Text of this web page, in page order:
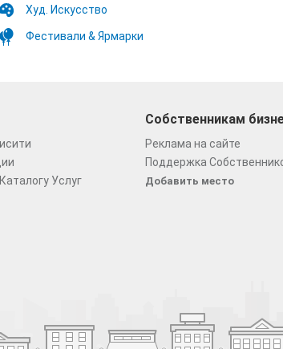
Худ. Искусство
Фестивали & Ярмарки
Услуг
Собственникам
Реклама на сайте
Поддержка
Добавить место